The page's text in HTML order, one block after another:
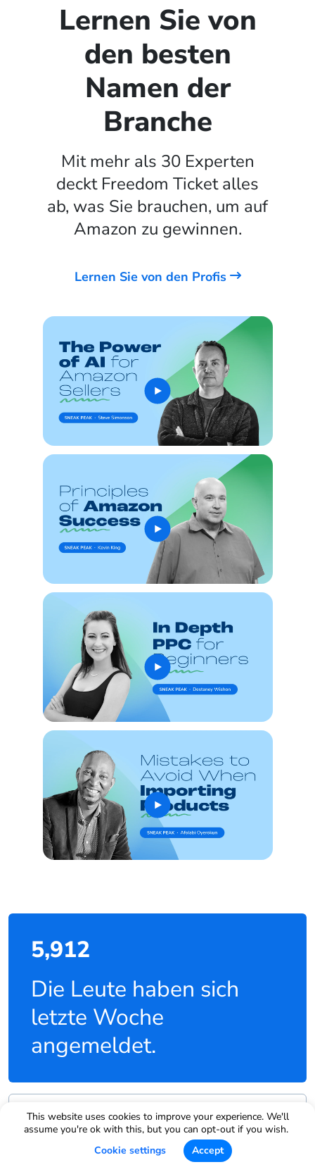
This website uses cookies to improve your experience. We'll
assume you're ok with this, but you can opt-out if you wish.
Cookie settings
Accept
Lernen Sie von
den besten
Namen der
Branche
Mit mehr als 30 Experten
deckt Freedom Ticket alles
ab, was Sie brauchen, um auf
Amazon zu gewinnen.
Lernen Sie von den Profis
5,912
Die Leute haben sich
letzte Woche
angemeldet.
Beginnen Sie noch
heute mit GEMS!